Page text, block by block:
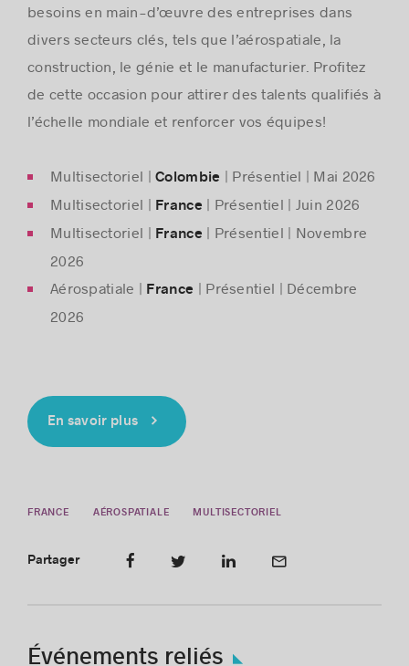
besoins en main-d’œuvre des entreprises dans
divers secteurs clés, tels que l’aérospatiale, la
construction, le génie et le manufacturier. Profitez
de cette occasion pour attirer des talents qualifiés à
l’échelle mondiale et renforcer vos équipes!
Multisectoriel |Colombie | Présentiel | Mai 2026
Multisectoriel | France | Présentiel | Juin 2026
Multisectoriel | France | Présentiel | Novembre
2026
Aérospatiale | France | Présentiel | Décembre
2026
En savoir plus
FRANCE AÉROSPATIALE MULTISECTORIEL
Partager
Événements reliés